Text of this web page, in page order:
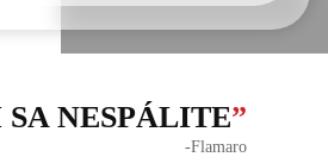
NESPÁLITE”
‐Flamaro